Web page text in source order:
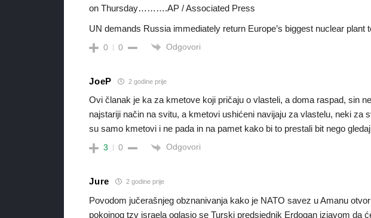
on Thursday……….AP / Associated Press
UN demands Russia immediately return Europe’s biggest nuclear plant
0 0 Odgovori
JoeP 2 godine prije
Ovi članak je ka za kmetove koji pričaju o vlasteli, a doma raspad, sin
najstariji način na svitu, a kmetovi ushićeni navijaju za vlastelu, neki za
su samo kmetovi i ne pada in na pamet kako bi to prestali bit nego
3 0 Odgovori
Jure 2 godine prije
Povodom jučerašnjeg obznanivanja kako je NATO savez u Amanu
pokojnog tzv israela oglasio se Turski predsjednik Erdogan izjavom da